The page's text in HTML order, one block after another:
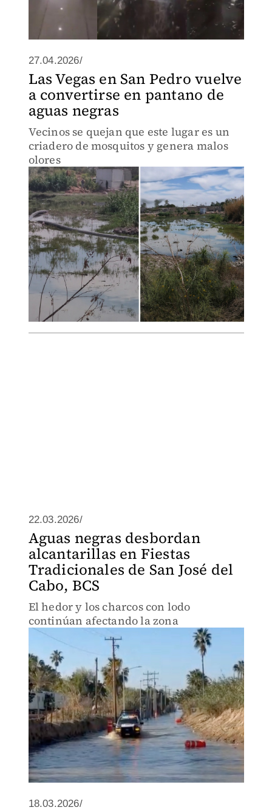
27.04.2026/
Las Vegas en San Pedro vuelve
a convertirse en pantano de
aguas negras
Vecinos se quejan que este lugar es un
criadero de mosquitos y genera malos
olores
22.03.2026/
Aguas negras desbordan
alcantarillas en Fiestas
Tradicionales de San José del
Cabo, BCS
El hedor y los charcos con lodo
continúan afectando la zona
18.03.2026/